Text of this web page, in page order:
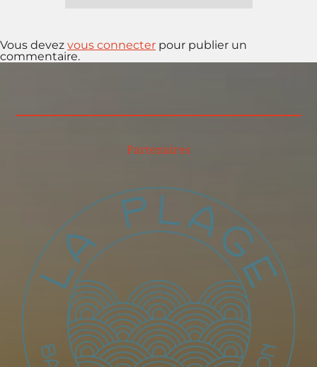
Vous devez vous connecter pour publier un
commentaire.
Partenaires